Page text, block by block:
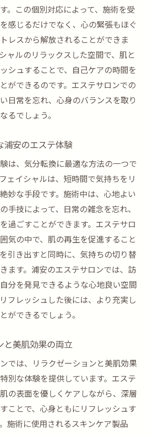
。この個別対応によって、施術を受
感じるだけでなく、心の緊張もほぐ
レスから解放されることができま
ャルのリラックスした空間で、肌と
シュすることで、自己ケアの時間を
ができるのです。エステサロンでの
日常を忘れ、心身のバランスを取り
るでしょう。
浦安のエステ体験
は、気分転換に最適な方法の一つで
ェイシャルは、短時間で気持ちをリ
妙な手段です。施術中は、心地よい
手技によって、日常の雑念を忘れ、
過ごすことができます。エステサロ
気の中で、肌の再生を促進すること
引き出すと同時に、気持ちの切り替
ます。浦安のエステサロンでは、訪
分を発見できるような心地良い空間
フレッシュした後には、より充実し
ができるでしょう。
と美肌効果の両立
では、リラクゼーションと美肌効果
別な体験を提供しています。エステ
の表面を優しくケアしながら、深層
ことで、心身ともにリフレッシュす
施術に使用されるスキンケア製品